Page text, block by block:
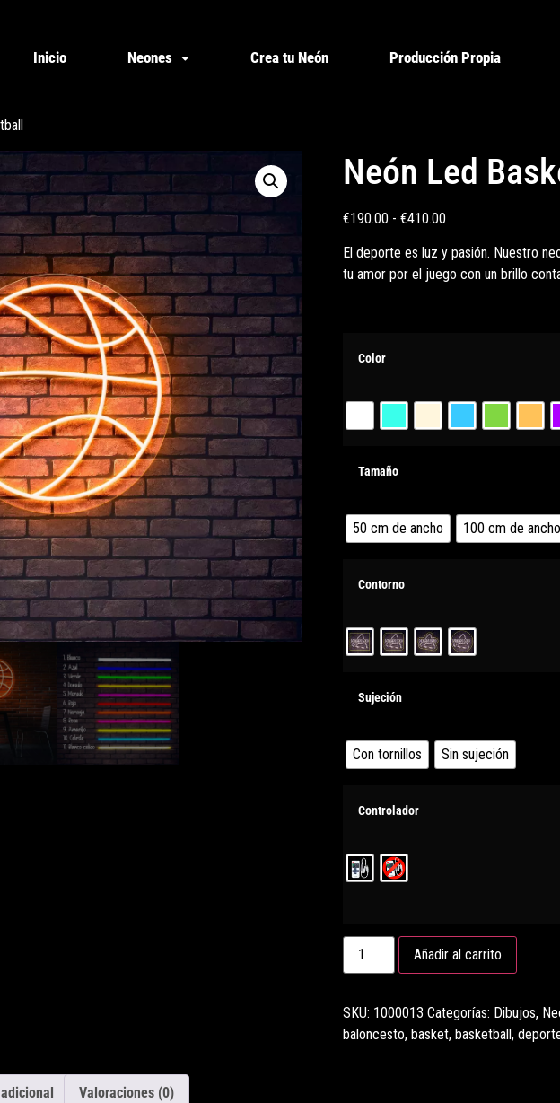
Inicio Neones Crea tu Neón Producción Propia
Neón Led
€190.00 - €410.00
El deporte es luz y pasión. Nuestro
tu amor por el juego con un brillo
Color
Tamaño
50 cm de ancho 100 cm de ancho
Contorno
Sujeción
Con tornillos Sin sujeción
Controlador
Añadir al carrito
SKU: 1000013 Categorías: Dibujos,
baloncesto, basket, basketball ,
Valoraciones (0)